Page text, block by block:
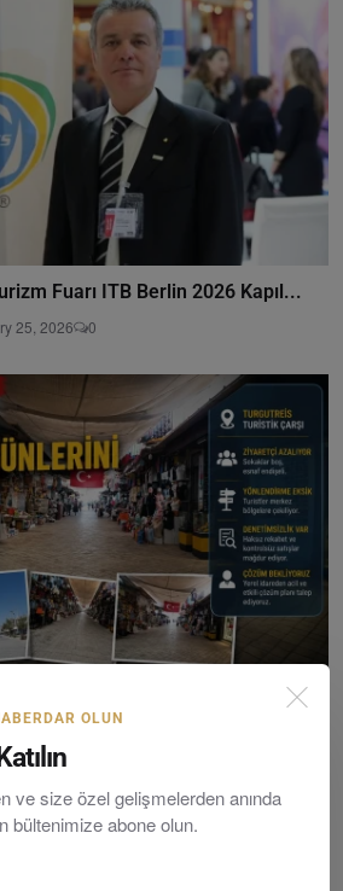
Fuarı ITB Berlin 2026 Kapıl...
25, 2026 0
Sezon Sessizliği: Es...
0
OLUN
ve size özel gelişmelerden anında
bültenimize abone olun.